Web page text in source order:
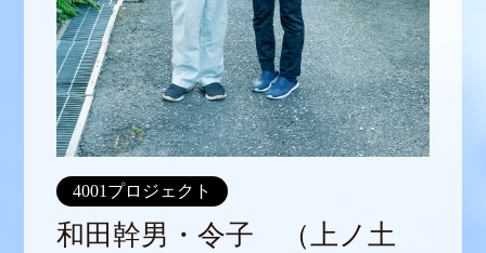
4001プロジェクト
和田幹男・令子 （上ノ土